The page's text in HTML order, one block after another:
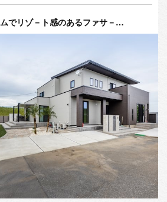
でリゾ－ト感のあるファサ－…